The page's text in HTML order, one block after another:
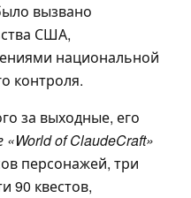
вызвано
США,
национальной
контроля.
за выходные, его
«World of ClaudeCraft»
персонажей, три
90 квестов,